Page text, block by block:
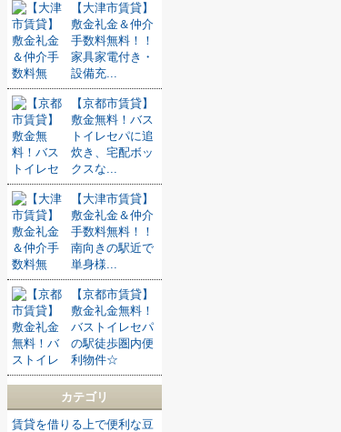
【大津市賃貸】
敷金礼金＆仲介
手数料無料！！
家具家電付き・
設備充...
【京都市賃貸】
敷金無料！バス
トイレセパに追
炊き、宅配ボッ
クスな...
【大津市賃貸】
敷金礼金＆仲介
手数料無料！！
南向きの駅近で
単身様...
【京都市賃貸】
敷金礼金無料！
バストイレセパ
の駅徒歩圏内便
利物件☆
カテゴリ
賃貸を借りる上で便利な豆